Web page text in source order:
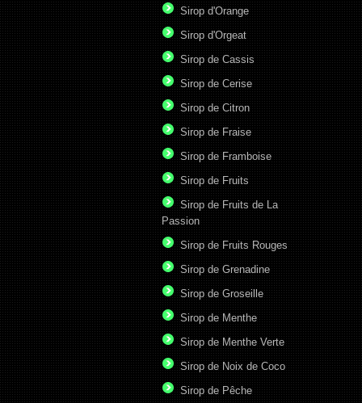
Sirop d'Orange
Sirop d'Orgeat
Sirop de Cassis
Sirop de Cerise
Sirop de Citron
Sirop de Fraise
Sirop de Framboise
Sirop de Fruits
Sirop de Fruits de La
Passion
Sirop de Fruits Rouges
Sirop de Grenadine
Sirop de Groseille
Sirop de Menthe
Sirop de Menthe Verte
Sirop de Noix de Coco
Sirop de Pêche